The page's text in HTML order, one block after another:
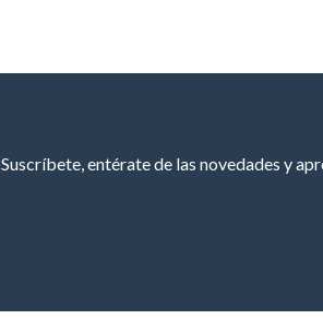
Suscríbete, entérate de las novedades y